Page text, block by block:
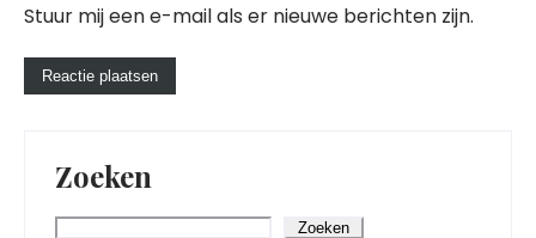
Stuur mij een e-mail als er nieuwe berichten zijn.
Zoeken
Zoeken